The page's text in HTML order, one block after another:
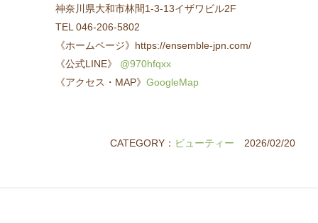
神奈川県大和市林間1-3-13イザワビル2F
TEL 046-206-5802
《ホームページ》https://ensemble-jpn.com/
《公式LINE》 @970hfqxx
《アクセス・MAP》GoogleMap
CATEGORY： ビューティー 2026/02/20